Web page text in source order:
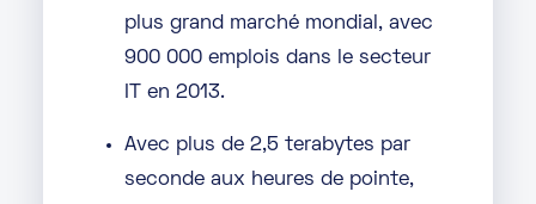
plus grand marché mondial, avec
900 000 emplois dans le secteur
IT en 2013.
Avec plus de 2,5 terabytes par
seconde aux heures de pointe,